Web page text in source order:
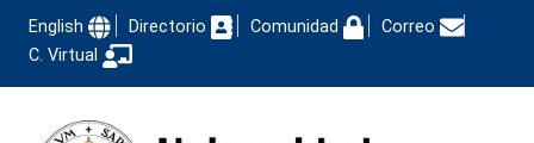
English Directorio Comunidad
Correo
C. Virtual